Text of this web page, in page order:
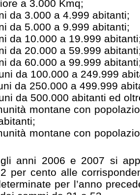
a 3.000 Kmq;
3.000 a 4.999 abitanti;
5.000 a 9.999 abitanti;
10.000 a 19.999
20.000 a 59.999
60.000 a 99.999
100.000 a 249.999
250.000 a 499.999
500.000 abitanti ed
con
con
anni 2006 e 2007 si
per cento alle
per l’anno